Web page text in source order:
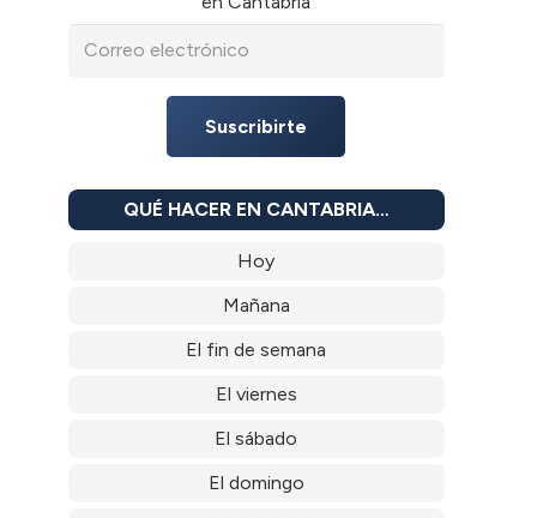
Suscribirte
QUÉ HACER EN CANTABRIA…
Hoy
Mañana
El fin de semana
El viernes
El sábado
El domingo